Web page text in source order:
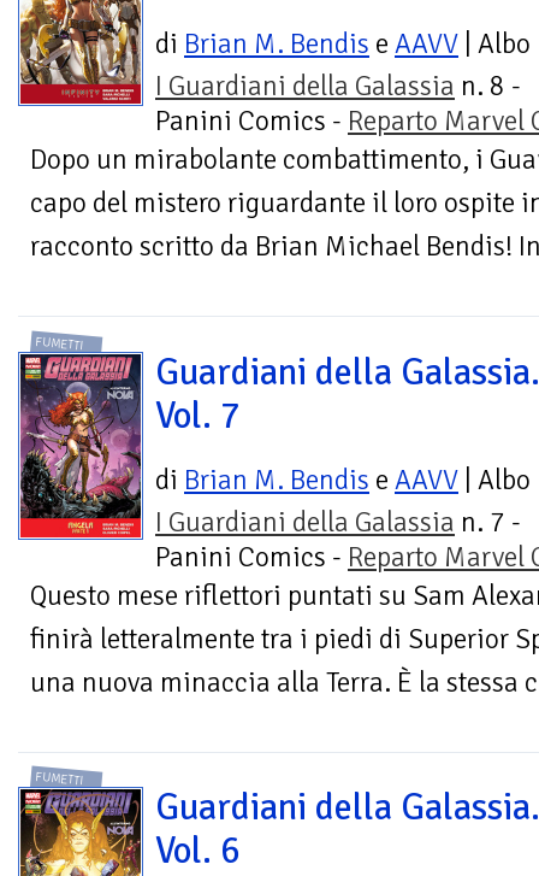
di Brian M. Bendis e AAVV | Albo
I Guardiani della Galassia n. 8 -
Panini Comics - Reparto Marvel
Dopo un mirabolante combattimento, i
capo del mistero riguardante il loro ospite
racconto scritto da Brian Michael Bendis!
FUMETTI
Guardiani della Galassia.
Vol. 7
di Brian M. Bendis e AAVV | Albo
I Guardiani della Galassia n. 7 -
Panini Comics - Reparto Marvel
Questo mese riflettori puntati su Sam
finirà letteralmente tra i piedi di Superior
una nuova minaccia alla Terra. È la stessa
FUMETTI
Guardiani della Galassia.
Vol. 6